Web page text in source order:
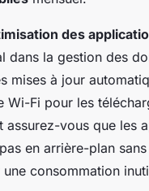
des
dans la gestion des
mises à jour
Wi-Fi pour les
assurez-vous que les
en arrière-plan
consommation